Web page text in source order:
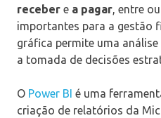
receber e a pagar, entre
importantes para a gestão
gráfica permite uma
a tomada de decisões
O Power BI é uma
criação de relatórios da